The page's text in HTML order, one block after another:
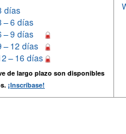
días
– 6 días
– 9 días
– 12 días
– 16 días
de largo plazo son disponibles
¡Inscríbase!